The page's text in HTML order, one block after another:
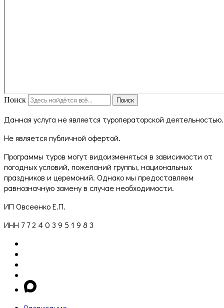
Поиск Поиск
Данная услуга не является туроператорской деятельностью.
Не является публичной офертой.
Программы туров могут видоизменяться в зависимости от
погодных условий, пожеланий группы, национальных
праздников и церемоний. Однако мы предоставляем
равнозначную замену в случае необходимости.
ИП Овсеенко Е.П.
ИНН 7 7 2 4 0 3 9 5 1 9 8 3